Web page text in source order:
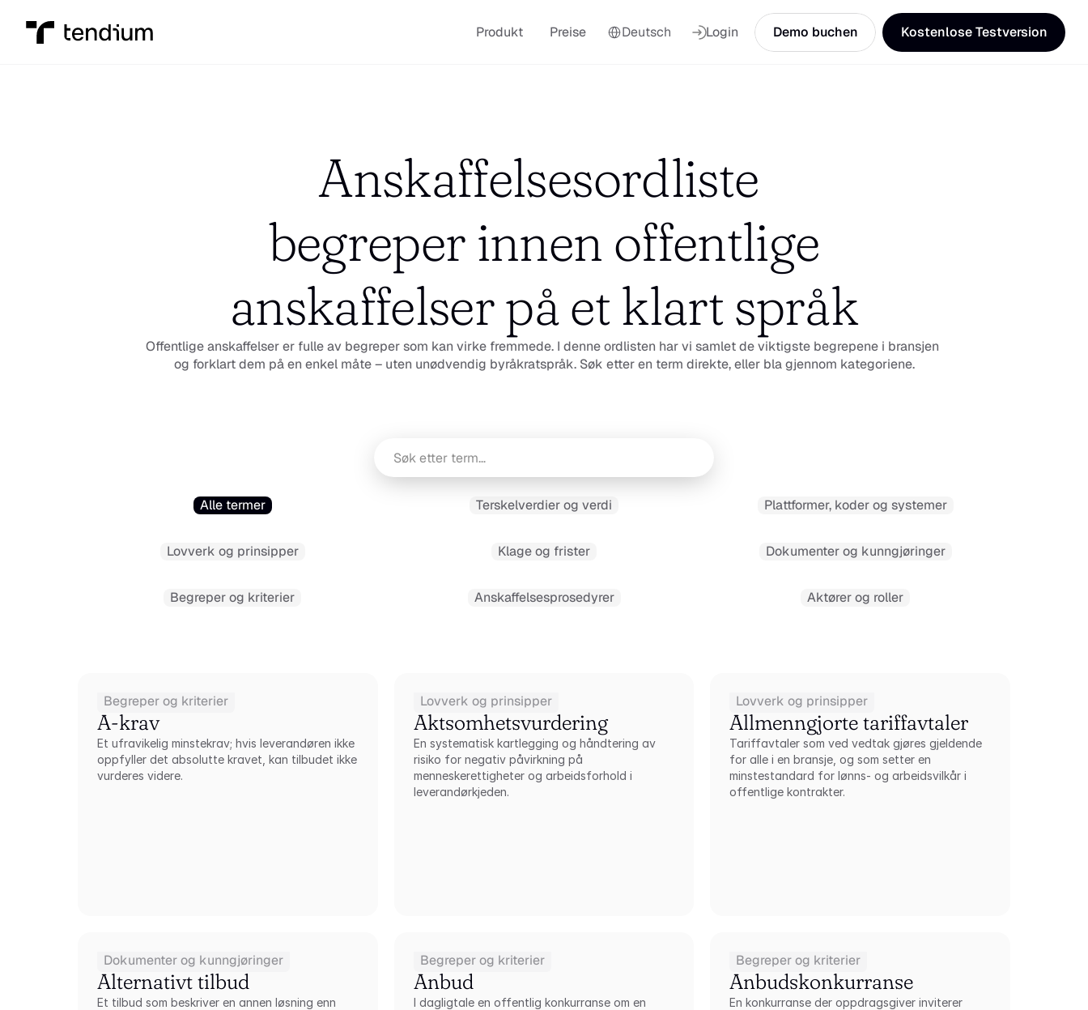
Produkt Preise Deutsch Login Demo buchen Kostenlose Testversion
Anskaffelsesordliste
begreper innen offentlige
anskaffelser på et klart språk
Offentlige anskaffelser er fulle av begreper som kan virke fremmede. I denne ordlisten har vi samlet de viktigste begrepene i bransjen
og forklart dem på en enkel måte – uten unødvendig byråkratspråk. Søk etter en term direkte, eller bla gjennom kategoriene.
Alle termer Terskelverdier og verdi Plattformer, koder og systemer
Lovverk og prinsipper Klage og frister Dokumenter og kunngjøringer
Begreper og kriterier Anskaffelsesprosedyrer Aktører og roller
Begreper og kriterier
A-krav
Et ufravikelig minstekrav; hvis leverandøren ikke
oppfyller det absolutte kravet, kan tilbudet ikke
vurderes videre.
Lovverk og prinsipper
Aktsomhetsvurdering
En systematisk kartlegging og håndtering av
risiko for negativ påvirkning på
menneskerettigheter og arbeidsforhold i
leverandørkjeden.
Lovverk og prinsipper
Allmenngjorte tariffavtaler
Tariffavtaler som ved vedtak gjøres gjeldende
for alle i en bransje, og som setter en
minstestandard for lønns- og arbeidsvilkår i
offentlige kontrakter.
Dokumenter og kunngjøringer
Alternativt tilbud
Et tilbud som beskriver en annen løsning enn
Begreper og kriterier
Anbud
I dagligtale en offentlig konkurranse om en
Begreper og kriterier
Anbudskonkurranse
En konkurranse der oppdragsgiver inviterer